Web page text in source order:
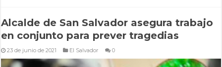
Alcalde de San Salvador asegura trabajo
en conjunto para prever tragedias
23 de junio de 2021 El Salvador 0